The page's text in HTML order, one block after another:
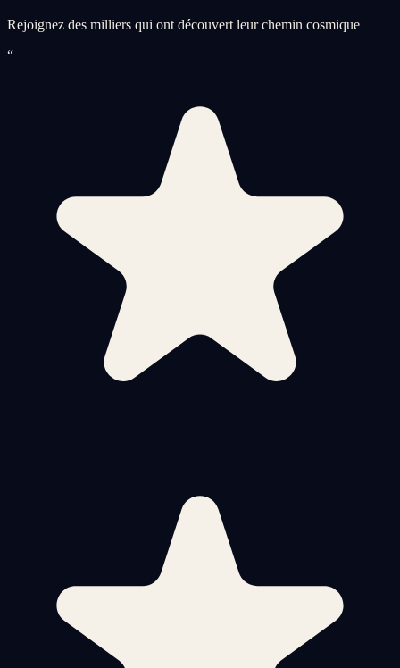
Rejoignez des milliers qui ont découvert leur chemin cosmique
“